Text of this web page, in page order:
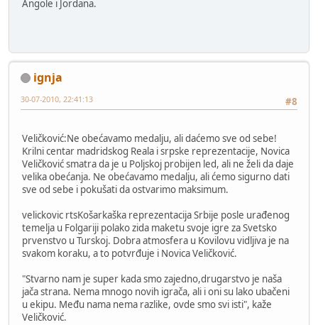
Angole i Jordana.
ignja
#8
30-07-2010, 22:41:13
Veličković:Ne obećavamo medalju, ali daćemo sve od sebe!
Krilni centar madridskog Reala i srpske reprezentacije, Novica
Veličković smatra da je u Poljskoj probijen led, ali ne želi da daje
velika obećanja. Ne obećavamo medalju, ali ćemo sigurno dati
sve od sebe i pokušati da ostvarimo maksimum.
velickovic rtsKošarkaška reprezentacija Srbije posle urađenog
temelja u Folgariji polako zida maketu svoje igre za Svetsko
prvenstvo u Turskoj. Dobra atmosfera u Kovilovu vidljiva je na
svakom koraku, a to potvrđuje i Novica Veličković.
"Stvarno nam je super kada smo zajedno,drugarstvo je naša
jača strana. Nema mnogo novih igrača, ali i oni su lako ubačeni
u ekipu. Među nama nema razlike, ovde smo svi isti", kaže
Veličković.